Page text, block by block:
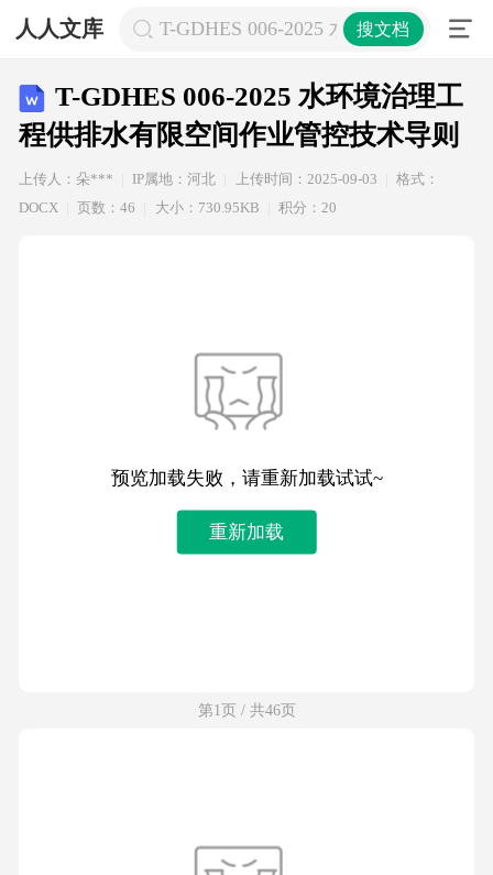
人人文库 T-GDHES 006-2025 水环境治理工程
搜文档
T-GDHES 006-2025 水环境治理工
程供排水有限空间作业管控技术导则
上传人：朵*** IP属地：河北 上传时间：2025-09-03
格式：
DOCX
页数：46 大小：730.95KB 积分：20
预览加载失败，请重新加载试试~
重新加载
第1页 / 共46页